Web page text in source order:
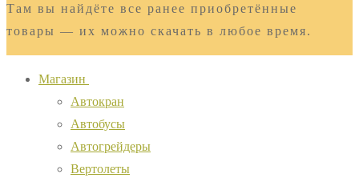
Там вы найдёте все ранее приобретённые
товары — их можно скачать в любое время.
Магазин
Автокран
Автобусы
Автогрейдеры
Вертолеты